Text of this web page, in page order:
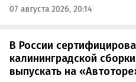
07 августа 2026, 20:14
В России
калининградской
выпускать на